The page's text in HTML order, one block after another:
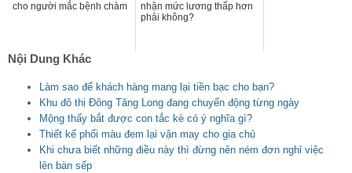
cho người mắc bệnh chàm
nhận mức lương thấp hơn
phải không?
Nội Dung Khác
Làm sao để khách hàng mang lại tiền bạc cho bạn?
Khu đô thị Đông Tăng Long đang chuyển động từng ngày
Mộng thấy bắt được con tắc kè có ý nghĩa gì?
Thiết kế phối màu đem lại vận may cho gia chủ
Khi chưa biết những điều này thì đừng nên ném đơn nghỉ việc
lên bàn sếp